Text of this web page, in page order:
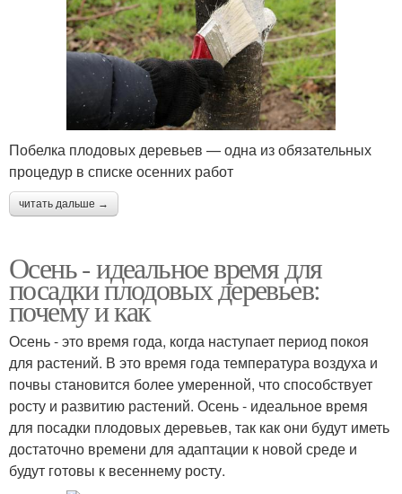
Побелка плодовых деревьев — одна из обязательных
процедур в списке осенних работ
читать дальше →
Осень - идеальное время для
посадки плодовых деревьев:
почему и как
Осень - это время года, когда наступает период покоя
для растений. В это время года температура воздуха и
почвы становится более умеренной, что способствует
росту и развитию растений. Осень - идеальное время
для посадки плодовых деревьев, так как они будут иметь
достаточно времени для адаптации к новой среде и
будут готовы к весеннему росту.